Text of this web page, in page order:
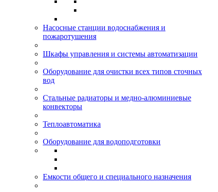
Насосные станции водоснабжения и
пожаротушения
Шкафы управления и системы автоматизации
Оборудование для очистки всех типов сточных
вод
Стальные радиаторы и медно-алюминиевые
конвекторы
Теплоавтоматика
Оборудование для водоподготовки
Емкости общего и специального назначения